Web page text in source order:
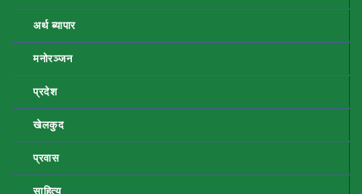
अर्थ ब्यापार
मनोरञ्जन
प्रदेश
खेलकुद
प्रवास
साहित्य